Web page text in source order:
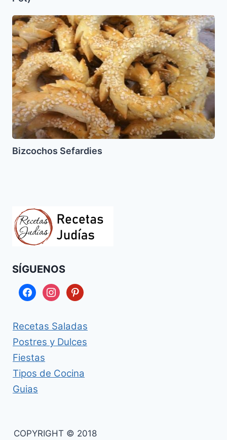
Bizcochos
Sefardies
Bizcochos Sefardies
SÍGUENOS
facebookinstagrampinterest
Recetas Saladas
Postres y Dulces
Fiestas
Tipos de Cocina
Guias
COPYRIGHT © 2018